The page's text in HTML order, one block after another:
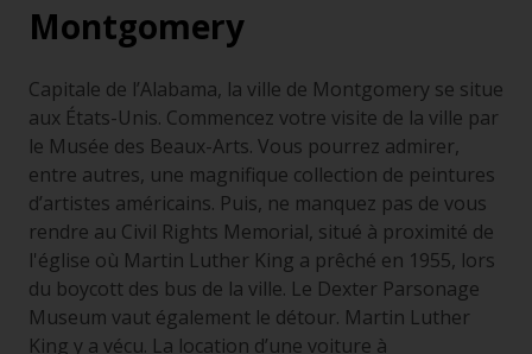
Montgomery
Capitale de l’Alabama, la ville de Montgomery se situe
aux États-Unis. Commencez votre visite de la ville par
le Musée des Beaux-Arts. Vous pourrez admirer,
entre autres, une magnifique collection de peintures
d’artistes américains. Puis, ne manquez pas de vous
rendre au Civil Rights Memorial, situé à proximité de
l'église où Martin Luther King a prêché en 1955, lors
du boycott des bus de la ville. Le Dexter Parsonage
Museum vaut également le détour. Martin Luther
King y a vécu. La location d’une voiture à